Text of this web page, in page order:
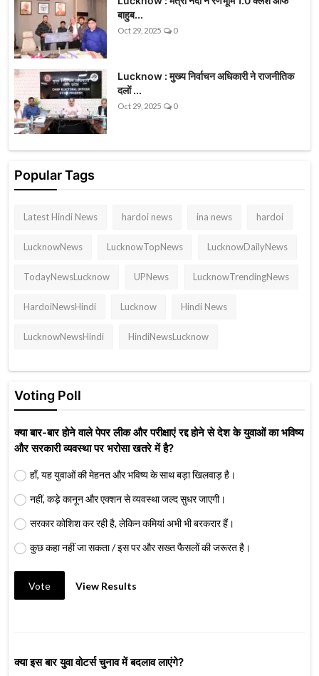
बाहुब...
Oct 29, 2025 0
Lucknow : मुख्य निर्वाचन अधिकारी ने राजनीतिक
दलों ...
Oct 29, 2025 0
Popular Tags
Latest Hindi News hardoi news ina news hardoi
LucknowNews LucknowTopNews LucknowDailyNews
TodayNewsLucknow UPNews LucknowTrendingNews
HardoiNewsHindi Lucknow Hindi News
LucknowNewsHindi HindiNewsLucknow
Voting Poll
क्या बार-बार होने वाले पेपर लीक और परीक्षाएं रद्द होने से देश के युवाओं का भविष्य
और सरकारी व्यवस्था पर भरोसा खतरे में है?
हाँ, यह युवाओं की मेहनत और भविष्य के साथ बड़ा खिलवाड़ है।
नहीं, कड़े कानून और एक्शन से व्यवस्था जल्द सुधर जाएगी।
सरकार कोशिश कर रही है, लेकिन कमियां अभी भी बरकरार हैं।
कुछ कहा नहीं जा सकता / इस पर और सख्त फैसलों की जरूरत है।
Vote View Results
क्या इस बार युवा वोटर्स चुनाव में बदलाव लाएंगे?